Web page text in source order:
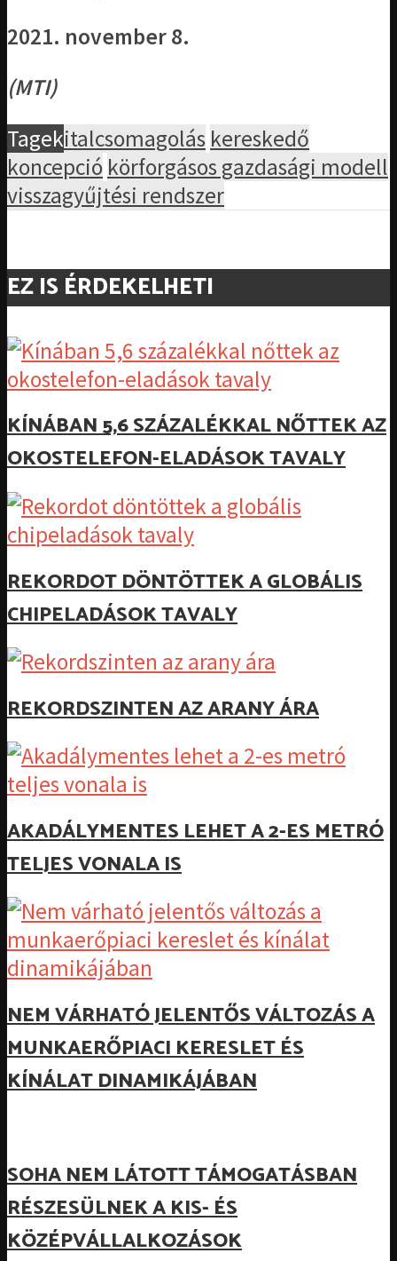
2021. november 8.
(MTI)
Tagekitalcsomagolás kereskedő
koncepció körforgásos gazdasági modell
visszagyűjtési rendszer
EZ IS ÉRDEKELHETI
KÍNÁBAN 5,6 SZÁZALÉKKAL NŐTTEK AZ
OKOSTELEFON-ELADÁSOK TAVALY
REKORDOT DÖNTÖTTEK A GLOBÁLIS
CHIPELADÁSOK TAVALY
REKORDSZINTEN AZ ARANY ÁRA
AKADÁLYMENTES LEHET A 2-ES METRÓ
TELJES VONALA IS
NEM VÁRHATÓ JELENTŐS VÁLTOZÁS A
MUNKAERŐPIACI KERESLET ÉS
KÍNÁLAT DINAMIKÁJÁBAN
SOHA NEM LÁTOTT TÁMOGATÁSBAN
RÉSZESÜLNEK A KIS- ÉS
KÖZÉPVÁLLALKOZÁSOK